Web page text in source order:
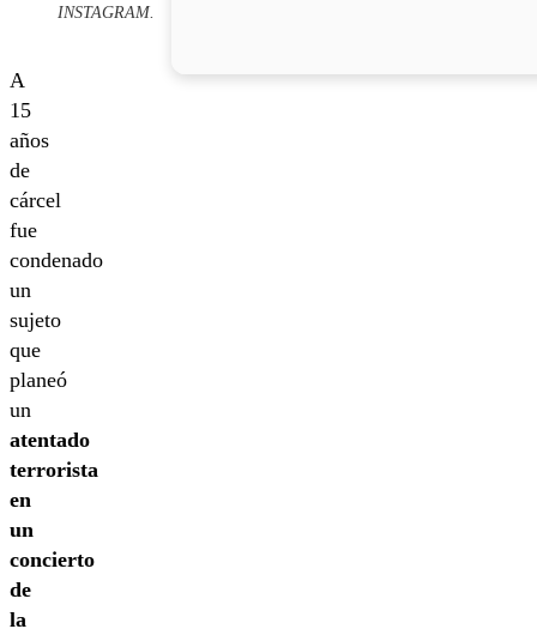
INSTAGRAM.
A
15
años
de
cárcel
fue
condenado
un
sujeto
que
planeó
un
atentado
terrorista
en
un
concierto
de
la